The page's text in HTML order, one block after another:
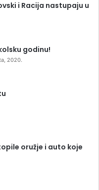
i Racija nastupaju u
godinu!
2020.
oružje i auto koje